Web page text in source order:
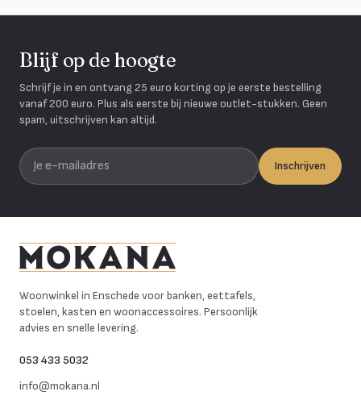
Blijf op de hoogte
Schrijf je in en ontvang 25 euro korting op je eerste bestelling
vanaf 200 euro. Plus als eerste bij nieuwe outlet-stukken. Geen
spam, uitschrijven kan altijd.
Je e-mailadres
Inschrijven
Woonwinkel in Enschede voor banken, eettafels,
stoelen, kasten en woonaccessoires. Persoonlijk
advies en snelle levering.
053 433 5032
info@mokana.nl